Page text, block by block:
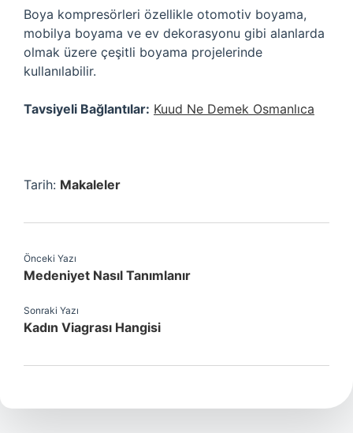
Boya kompresörleri özellikle otomotiv boyama,
mobilya boyama ve ev dekorasyonu gibi alanlarda
olmak üzere çeşitli boyama projelerinde
kullanılabilir.
Tavsiyeli Bağlantılar: Kuud Ne Demek Osmanlıca
Tarih: Makaleler
Önceki Yazı
Medeniyet Nasıl Tanımlanır
Sonraki Yazı
Kadın Viagrası Hangisi